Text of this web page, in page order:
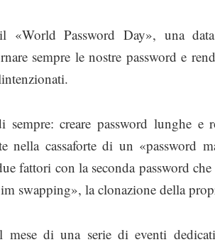
Password Day», una
sempre le nostre password e
creare password lunghe e
nella cassaforte di un «password
fattori con la seconda password
swapping», la clonazione della
mese di una serie di eventi